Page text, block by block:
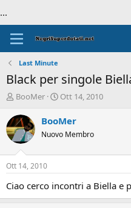
...
Last Minute
Black per singole
T
r
e
a
d
t
a
BooMer
S
a
t
t
e
Ott 14, 2010
BooMer
Nuovo Membro
Ott 14, 2010
Ciao cerco incontri a Biella e